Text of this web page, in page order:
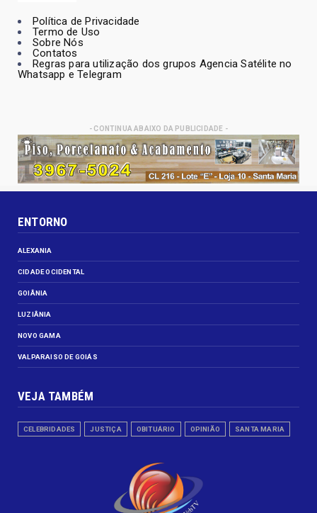
Política de Privacidade
Termo de Uso
Sobre Nós
Contatos
Regras para utilização dos grupos Agencia Satélite no
Whatsapp e Telegram
- CONTINUA ABAIXO DA PUBLICIDADE -
ENTORNO
ALEXANIA
CIDADE OCIDENTAL
GOIÂNIA
LUZIÂNIA
NOVO GAMA
VALPARAISO DE GOIÁS
VEJA TAMBÉM
CELEBRIDADES JUSTIÇA OBITUÁRIO OPINIÃO SANTA MARIA